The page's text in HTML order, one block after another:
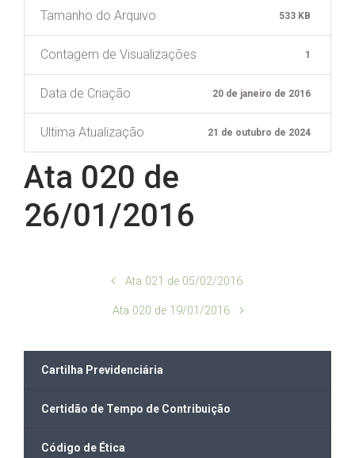
Tamanho do Arquivo 533 KB
Contagem de Visualizações 1
Data de Criação 20 de janeiro de 2016
Ultima Atualização 21 de outubro de 2024
Ata 020 de
26/01/2016
Ata 021 de 05/02/2016
Ata 020 de 19/01/2016
Cartilha Previdenciária
Certidão de Tempo de Contribuição
Código de Ética